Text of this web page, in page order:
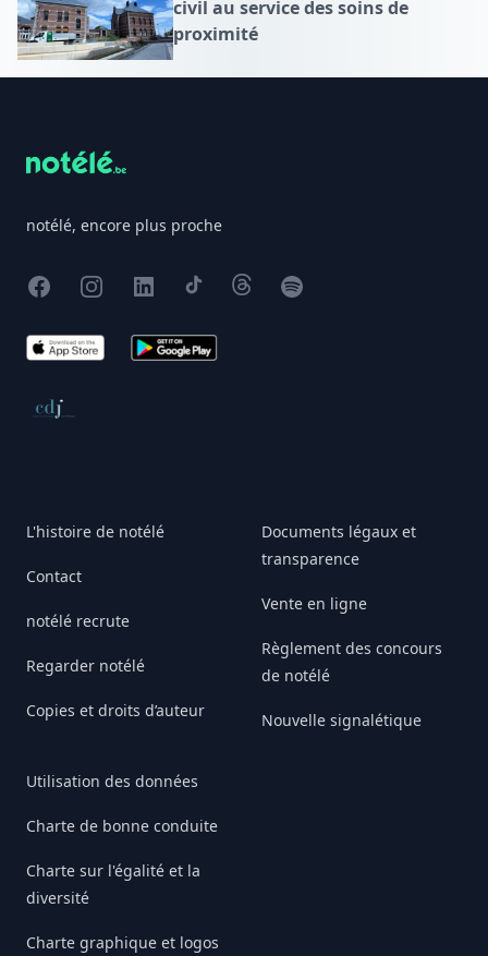
civil au service des soins de
proximité
notélé, encore plus proche
FacebookInstagram
X TikTokThreadsSpotify
App Store Google Play
Conseil de déontologie journalistique
L'histoire de notélé
Contact
notélé recrute
Regarder notélé
Copies et droits d’auteur
Utilisation des données
Charte de bonne conduite
Charte sur l'égalité et la
diversité
Charte graphique et logos
Documents légaux et
transparence
Vente en ligne
Règlement des concours
de notélé
Nouvelle signalétique